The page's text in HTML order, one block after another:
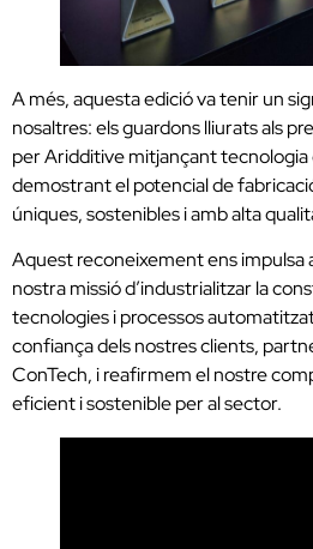
A més, aquesta edició va tenir un
nosaltres: els guardons lliurats als
per Aridditive mitjançant tecnologia
demostrant el potencial de
úniques, sostenibles i amb alta
Aquest reconeixement ens impulsa
nostra missió d’industrialitzar la
tecnologies i processos
confiança dels nostres clients,
ConTech, i reafirmem el nostre
eficient i sostenible per al sector.